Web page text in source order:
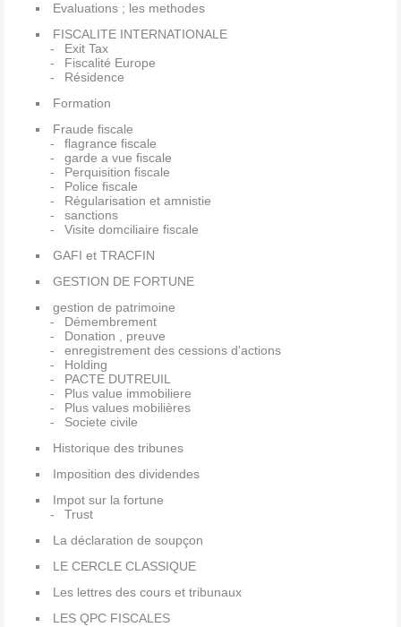
Evaluations ; les methodes
FISCALITE INTERNATIONALE
Exit Tax
Fiscalité Europe
Résidence
Formation
Fraude fiscale
flagrance fiscale
garde a vue fiscale
Perquisition fiscale
Police fiscale
Régularisation et amnistie
sanctions
Visite domciliaire fiscale
GAFI et TRACFIN
GESTION DE FORTUNE
gestion de patrimoine
Démembrement
Donation , preuve
enregistrement des cessions d'actions
Holding
PACTE DUTREUIL
Plus value immobiliere
Plus values mobilières
Societe civile
Historique des tribunes
Imposition des dividendes
Impot sur la fortune
Trust
La déclaration de soupçon
LE CERCLE CLASSIQUE
Les lettres des cours et tribunaux
LES QPC FISCALES